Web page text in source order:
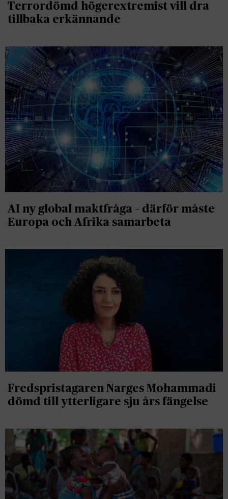
Terrordömd högerextremist vill dra
tillbaka erkännande
AI ny global maktfråga – därför måste
Europa och Afrika samarbeta
Fredspristagaren Narges Mohammadi
dömd till ytterligare sju års fängelse